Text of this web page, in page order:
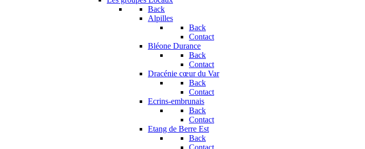
Back
Alpilles
Back
Contact
Bléone Durance
Back
Contact
Dracénie cœur du Var
Back
Contact
Ecrins-embrunais
Back
Contact
Etang de Berre Est
Back
Contact